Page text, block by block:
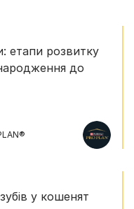
етапи розвитку
до
у кошенят